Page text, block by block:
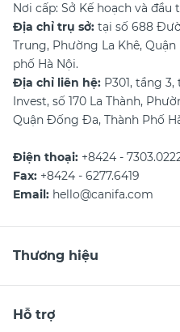
Nơi cấp: Sở Kế hoạch và đầu
Địa chỉ trụ sở: tại số 688
Trung, Phường La Khê,
phố Hà Nội.
Địa chỉ liên hệ: P301, tầng
Invest, số 170 La Thành,
Quận Đống Đa, Thành Phố
Điện thoại: +8424 -
Fax: +8424 - 6277.6419
Email: hello@canifa.com
Thương hiệu
Hỗ trợ